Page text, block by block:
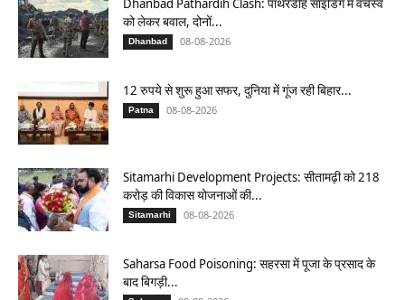
को लेकर बवाल, दोनों...
Dhanbad 08-08-2026
12 रुपये से शुरू हुआ सफर, दुनिया में गूंज रही बिहार...
Patna 08-08-2026
Sitamarhi Development Projects: सीतामढ़ी को 218
करोड़ की विकास योजनाओं की...
Sitamarhi 08-08-2026
Saharsa Food Poisoning: सहरसा में पूजा के प्रसाद के
बाद बिगड़ी...